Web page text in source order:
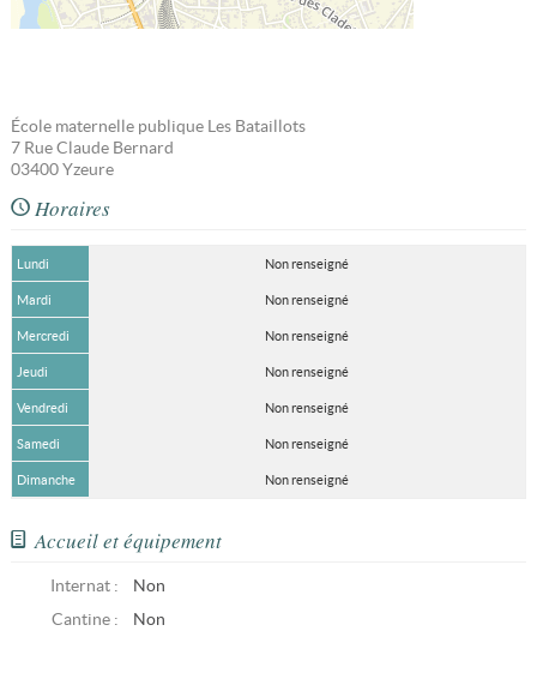
École maternelle publique Les Bataillots
7 Rue Claude Bernard
03400 Yzeure
Horaires
Lundi Non renseigné
Mardi Non renseigné
Mercredi Non renseigné
Jeudi Non renseigné
Vendredi Non renseigné
Samedi Non renseigné
Dimanche Non renseigné
Accueil et équipement
Internat :
Non
Cantine :
Non